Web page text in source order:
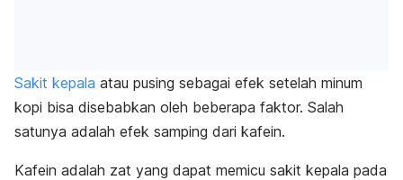
Sakit kepala atau pusing sebagai efek setelah minum
kopi bisa disebabkan oleh beberapa faktor. Salah
satunya adalah efek samping dari kafein.
Kafein adalah zat yang dapat memicu sakit kepala pada